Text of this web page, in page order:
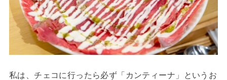
私は、チェコに行ったら必ず「カンティーナ」というお